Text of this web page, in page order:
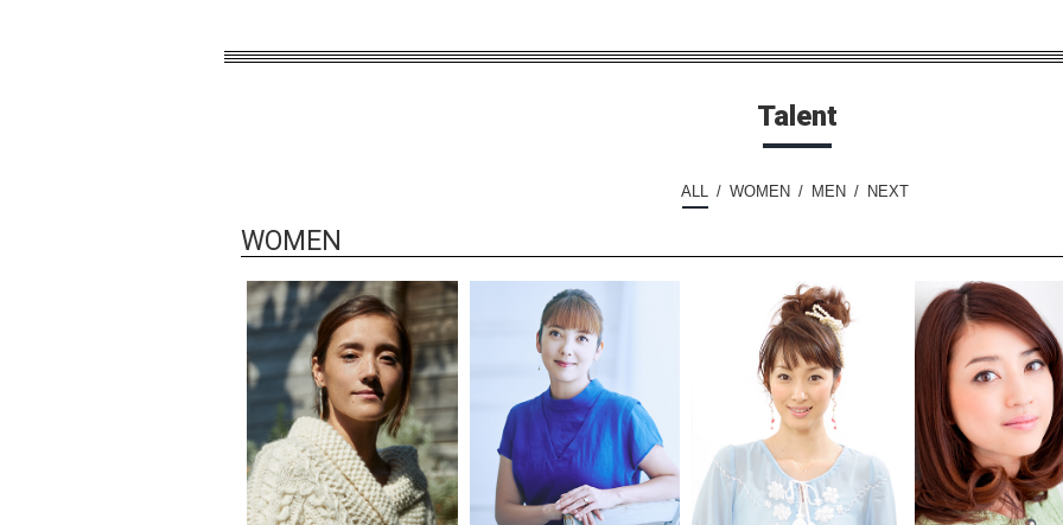
Talent
ALL WOMEN MEN NEXT
WOMEN